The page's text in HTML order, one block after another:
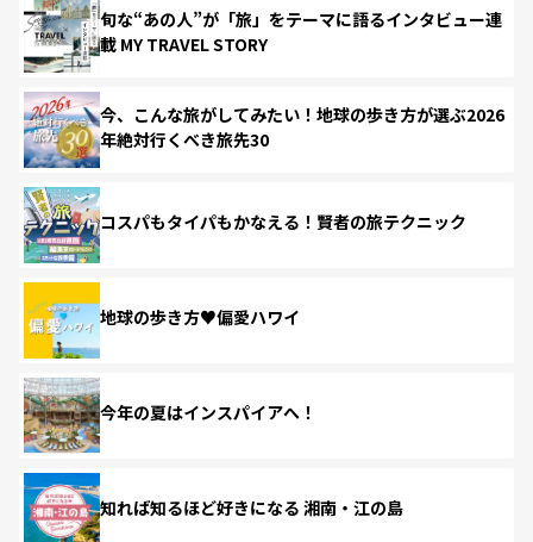
旬な“あの人”が「旅」をテーマに語るインタビュー連
載 MY TRAVEL STORY
今、こんな旅がしてみたい！地球の歩き方が選ぶ2026
年絶対行くべき旅先30
コスパもタイパもかなえる！賢者の旅テクニック
地球の歩き方♥偏愛ハワイ
今年の夏はインスパイアへ！
知れば知るほど好きになる 湘南・江の島